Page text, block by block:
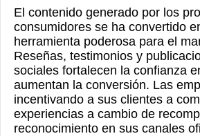
El contenido generado por los
consumidores se ha convertido
herramienta poderosa para el
Reseñas, testimonios y
sociales fortalecen la confianza
aumentan la conversión. Las
incentivando a sus clientes a
experiencias a cambio de
reconocimiento en sus canales